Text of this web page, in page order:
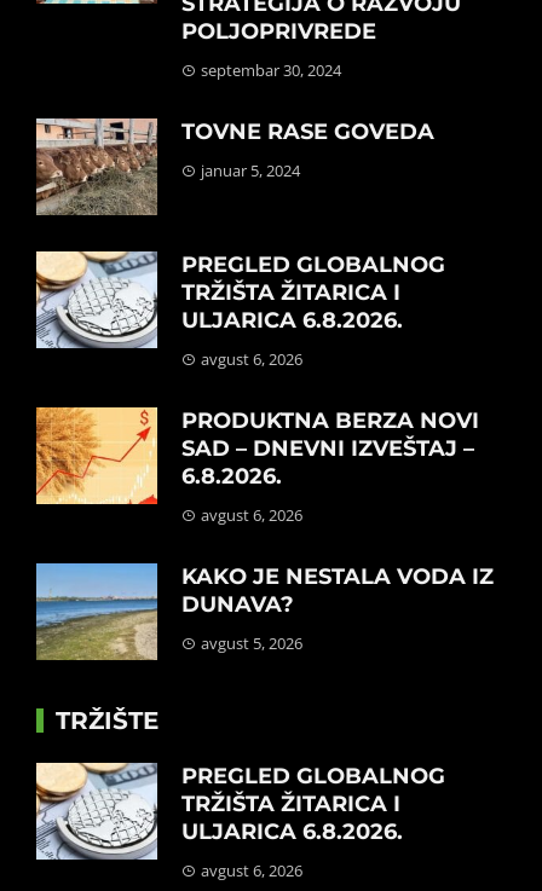
POLJOPRIVREDE
septembar 30, 2024
TOVNE RASE GOVEDA
januar 5, 2024
PREGLED GLOBALNOG
TRŽIŠTA ŽITARICA I
ULJARICA 6.8.2026.
avgust 6, 2026
PRODUKTNA BERZA NOVI
SAD – DNEVNI IZVEŠTAJ –
6.8.2026.
avgust 6, 2026
KAKO JE NESTALA VODA IZ
DUNAVA?
avgust 5, 2026
TRŽIŠTE
PREGLED GLOBALNOG
TRŽIŠTA ŽITARICA I
ULJARICA 6.8.2026.
avgust 6, 2026